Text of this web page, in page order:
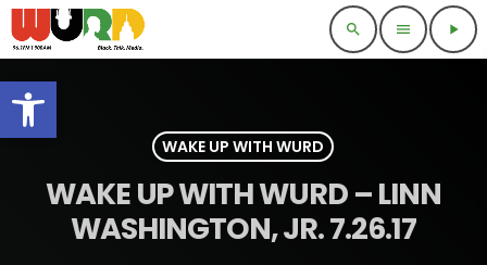
Open toolbar
search menu play_arrow
WAKE UP WITH WURD
WAKE UP WITH WURD – LINN
WASHINGTON, JR. 7.26.17